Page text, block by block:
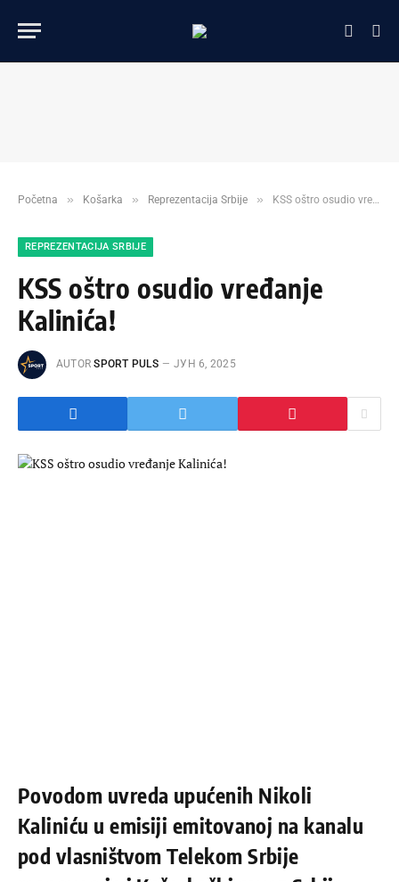
Početna » Košarka » Reprezentacija Srbije » KSS oštro osudio vređanje Kalinića!
REPREZENTACIJA SRBIJE
KSS oštro osudio vređanje
Kalinića!
AUTOR SPORT PULS ЈУН 6, 2025
Povodom uvreda upućenih Nikoli
Kaliniću u emisiji emitovanoj na kanalu
pod vlasništvom Telekom Srbije